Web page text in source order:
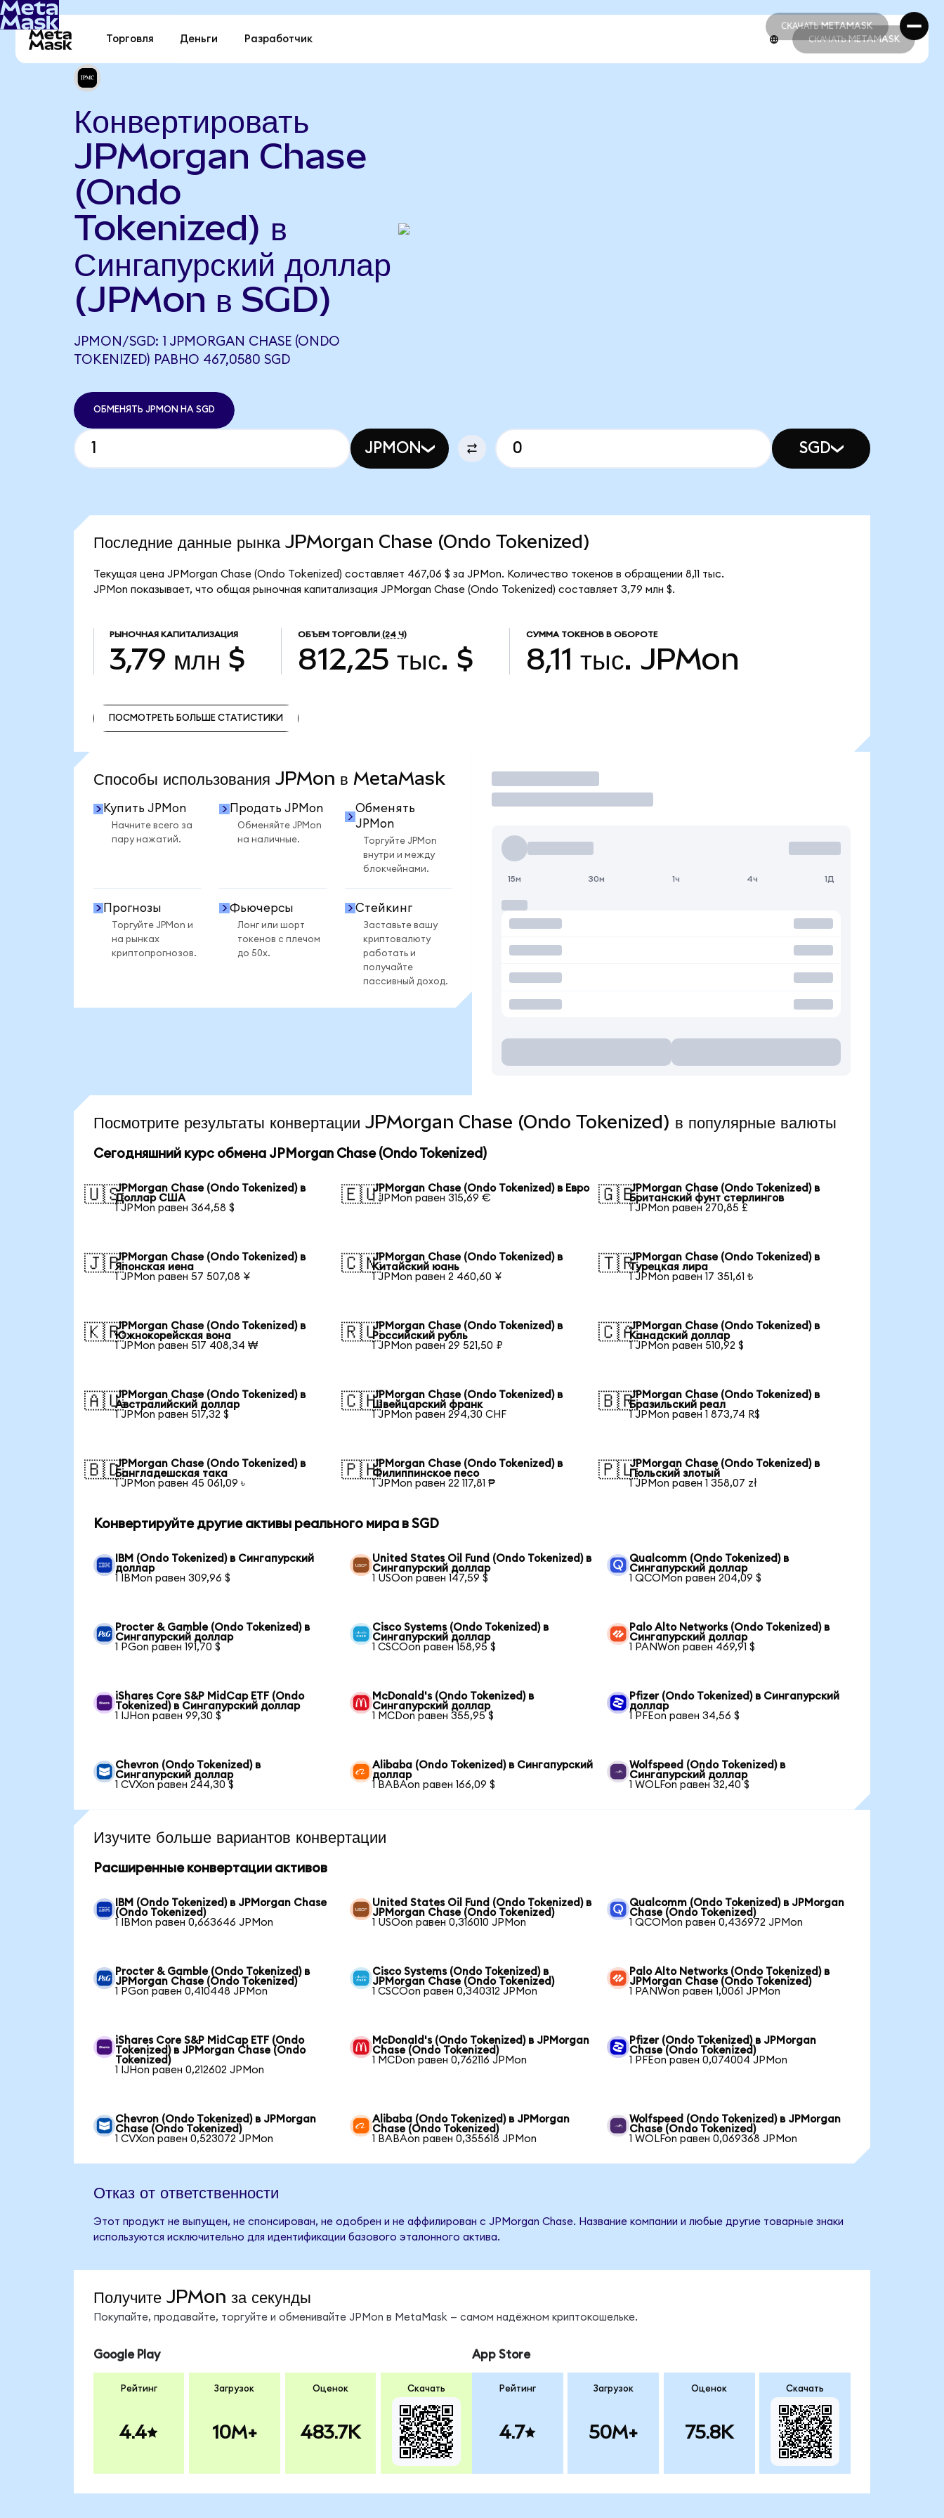
СКАЧАТЬ METAMASK
СКАЧАТЬ METAMASK
Торговля Деньги Разработчик СКАЧАТЬ METAMASK
Конвертировать
JPMorgan Chase
(Ondo
Tokenized) в
Сингапурский доллар
(JPMon в SGD)
JPMON/SGD: 1 JPMORGAN CHASE (ONDO
TOKENIZED) РАВНО 467,0580 SGD
ОБМЕНЯТЬ JPMON НА SGD
JPMON SGD
Последние данные рынка JPMorgan Chase (Ondo Tokenized)
Текущая цена JPMorgan Chase (Ondo Tokenized) составляет 467,06 $ за JPMon. Количество токенов в обращении 8,11 тыс.
JPMon показывает, что общая рыночная капитализация JPMorgan Chase (Ondo Tokenized) составляет 3,79 млн $.
РЫНОЧНАЯ КАПИТАЛИЗАЦИЯ
3,79 млн $
ОБЪЕМ ТОРГОВЛИ (24 Ч)
812,25 тыс. $
СУММА ТОКЕНОВ В ОБОРОТЕ
8,11 тыс. JPMon
ПОСМОТРЕТЬ БОЛЬШЕ СТАТИСТИКИ
Способы использования JPMon в MetaMask
Купить JPMon
Начните всего за
пару нажатий.
Продать JPMon
Обменяйте JPMon
на наличные.
Обменять
JPMon
Торгуйте JPMon
внутри и между
блокчейнами.
Прогнозы
Торгуйте JPMon и
на рынках
криптопрогнозов.
Фьючерсы
Лонг или шорт
токенов с плечом
до 50x.
Стейкинг
Заставьте вашу
криптовалюту
работать и
получайте
пассивный доход.
Торговать
15м 30м 1ч 4ч 1Д
Посмотрите результаты конвертации JPMorgan Chase (Ondo Tokenized) в популярные валюты
Сегодняшний курс обмена JPMorgan Chase (Ondo Tokenized)
🇺🇸JPMorgan Chase (Ondo Tokenized) в
Доллар США
1 JPMon равен 364,58 $
🇪🇺JPMorgan Chase (Ondo Tokenized) в Евро
1 JPMon равен 315,69 €
🇬🇧JPMorgan Chase (Ondo Tokenized) в
Британский фунт стерлингов
1 JPMon равен 270,85 £
🇯🇵JPMorgan Chase (Ondo Tokenized) в
Японская иена
1 JPMon равен 57 507,08 ¥
🇨🇳JPMorgan Chase (Ondo Tokenized) в
Китайский юань
1 JPMon равен 2 460,60 ¥
🇹🇷JPMorgan Chase (Ondo Tokenized) в
Турецкая лира
1 JPMon равен 17 351,61 ₺
🇰🇷JPMorgan Chase (Ondo Tokenized) в
Южнокорейская вона
1 JPMon равен 517 408,34 ₩
🇷🇺JPMorgan Chase (Ondo Tokenized) в
Российский рубль
1 JPMon равен 29 521,50 ₽
🇨🇦JPMorgan Chase (Ondo Tokenized) в
Канадский доллар
1 JPMon равен 510,92 $
🇦🇺JPMorgan Chase (Ondo Tokenized) в
Австралийский доллар
1 JPMon равен 517,32 $
🇨🇭JPMorgan Chase (Ondo Tokenized) в
Швейцарский франк
1 JPMon равен 294,30 CHF
🇧🇷JPMorgan Chase (Ondo Tokenized) в
Бразильский реал
1 JPMon равен 1 873,74 R$
🇧🇩JPMorgan Chase (Ondo Tokenized) в
Бангладешская така
1 JPMon равен 45 061,09 ৳
🇵🇭JPMorgan Chase (Ondo Tokenized) в
Филиппинское песо
1 JPMon равен 22 117,81 ₱
🇵🇱JPMorgan Chase (Ondo Tokenized) в
Польский злотый
1 JPMon равен 1 358,07 zł
Конвертируйте другие активы реального мира в SGD
IBM (Ondo Tokenized) в Сингапурский
доллар
1 IBMon равен 309,96 $
United States Oil Fund (Ondo Tokenized) в
Сингапурский доллар
1 USOon равен 147,59 $
Qualcomm (Ondo Tokenized) в
Сингапурский доллар
1 QCOMon равен 204,09 $
Procter & Gamble (Ondo Tokenized) в
Сингапурский доллар
1 PGon равен 191,70 $
Cisco Systems (Ondo Tokenized) в
Сингапурский доллар
1 CSCOon равен 158,95 $
Palo Alto Networks (Ondo Tokenized) в
Сингапурский доллар
1 PANWon равен 469,91 $
iShares Core S&P MidCap ETF (Ondo
Tokenized) в Сингапурский доллар
1 IJHon равен 99,30 $
McDonald's (Ondo Tokenized) в
Сингапурский доллар
1 MCDon равен 355,95 $
Pfizer (Ondo Tokenized) в Сингапурский
доллар
1 PFEon равен 34,56 $
Chevron (Ondo Tokenized) в
Сингапурский доллар
1 CVXon равен 244,30 $
Alibaba (Ondo Tokenized) в Сингапурский
доллар
1 BABAon равен 166,09 $
Wolfspeed (Ondo Tokenized) в
Сингапурский доллар
1 WOLFon равен 32,40 $
Изучите больше вариантов конвертации
Расширенные конвертации активов
IBM (Ondo Tokenized) в JPMorgan Chase
(Ondo Tokenized)
1 IBMon равен 0,663646 JPMon
United States Oil Fund (Ondo Tokenized) в
JPMorgan Chase (Ondo Tokenized)
1 USOon равен 0,316010 JPMon
Qualcomm (Ondo Tokenized) в JPMorgan
Chase (Ondo Tokenized)
1 QCOMon равен 0,436972 JPMon
Procter & Gamble (Ondo Tokenized) в
JPMorgan Chase (Ondo Tokenized)
1 PGon равен 0,410448 JPMon
Cisco Systems (Ondo Tokenized) в
JPMorgan Chase (Ondo Tokenized)
1 CSCOon равен 0,340312 JPMon
Palo Alto Networks (Ondo Tokenized) в
JPMorgan Chase (Ondo Tokenized)
1 PANWon равен 1,0061 JPMon
iShares Core S&P MidCap ETF (Ondo
Tokenized) в JPMorgan Chase (Ondo
Tokenized)
1 IJHon равен 0,212602 JPMon
McDonald's (Ondo Tokenized) в JPMorgan
Chase (Ondo Tokenized)
1 MCDon равен 0,762116 JPMon
Pfizer (Ondo Tokenized) в JPMorgan
Chase (Ondo Tokenized)
1 PFEon равен 0,074004 JPMon
Chevron (Ondo Tokenized) в JPMorgan
Chase (Ondo Tokenized)
1 CVXon равен 0,523072 JPMon
Alibaba (Ondo Tokenized) в JPMorgan
Chase (Ondo Tokenized)
1 BABAon равен 0,355618 JPMon
Wolfspeed (Ondo Tokenized) в JPMorgan
Chase (Ondo Tokenized)
1 WOLFon равен 0,069368 JPMon
Отказ от ответственности
Этот продукт не выпущен, не спонсирован, не одобрен и не аффилирован с JPMorgan Chase. Название компании и любые другие товарные знаки
используются исключительно для идентификации базового эталонного актива.
Получите JPMon за секунды
Покупайте, продавайте, торгуйте и обменивайте JPMon в MetaMask — самом надёжном криптокошельке.
Google Play
Рейтинг
4.4
Загрузок
10M+
Оценок
483.7K
Скачать
App Store
Рейтинг
4.7
Загрузок
50M+
Оценок
75.8K
Скачать